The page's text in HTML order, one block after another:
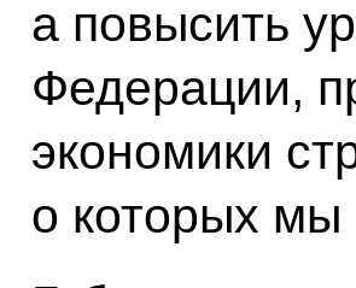
а повысить
Федерации,
экономики
о которых мы